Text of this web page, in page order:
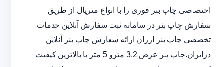
اختصاصی چاپ بنر فوری را با انواع متریال از طریق
سفارش چاپ بنر در سامانه ثبت سفارش آنلاین خدمات
تخصصی چاپ بنر ارزان ارائه سفارش چاپ بنر آنلاین
درایران.چاپ بنر عرض 3.2 مترو 5 متر با بالاترین کیفیت